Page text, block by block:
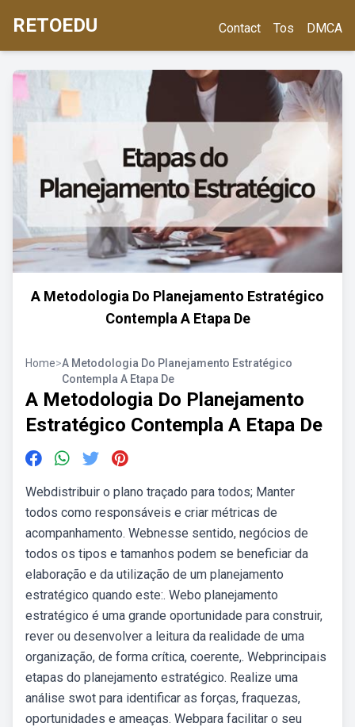
RETOEDU Contact Tos DMCA
A Metodologia Do Planejamento Estratégico
Contempla A Etapa De
Home>A Metodologia Do Planejamento Estratégico
Contempla A Etapa De
A Metodologia Do Planejamento
Estratégico Contempla A Etapa De
Webdistribuir o plano traçado para todos; Manter
todos como responsáveis e criar métricas de
acompanhamento. Webnesse sentido, negócios de
todos os tipos e tamanhos podem se beneficiar da
elaboração e da utilização de um planejamento
estratégico quando este:. Webo planejamento
estratégico é uma grande oportunidade para construir,
rever ou desenvolver a leitura da realidade de uma
organização, de forma crítica, coerente,. Webprincipais
etapas do planejamento estratégico. Realize uma
análise swot para identificar as forças, fraquezas,
oportunidades e ameaças. Webpara facilitar o seu